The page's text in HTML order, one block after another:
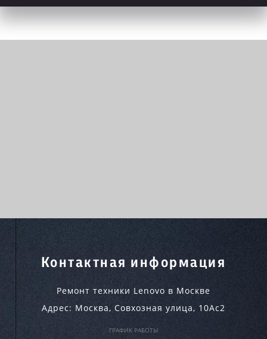
Контактная информация
Ремонт техники Lenovo в Москве
Адрес: Москва, Совхозная улица, 10Ас2
ГРАФИК РАБОТЫ